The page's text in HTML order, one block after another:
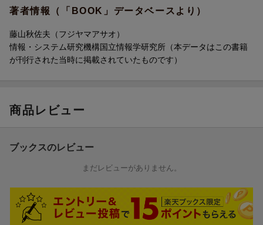
著者情報（「BOOK」データベースより）
藤山秋佐夫（フジヤマアサオ）
情報・システム研究機構国立情報学研究所（本データはこの書籍
が刊行された当時に掲載されていたものです）
商品レビュー
ブックスのレビュー
まだレビューがありません。